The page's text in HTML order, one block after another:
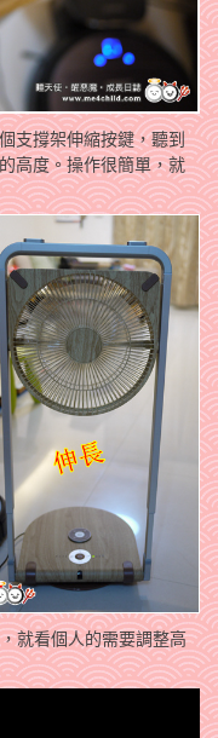
支撐架伸縮按鍵，聽到
高度。操作很簡單，就
就看個人的需要調整高